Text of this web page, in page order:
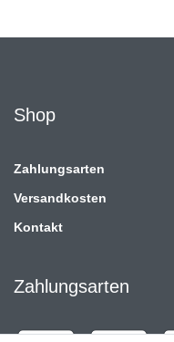
Shop
Zahlungsarten
Versandkosten
Kontakt
Zahlungsarten